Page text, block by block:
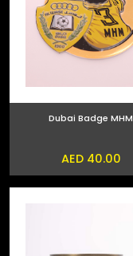
Dubai Badge MHM
AED 40.00